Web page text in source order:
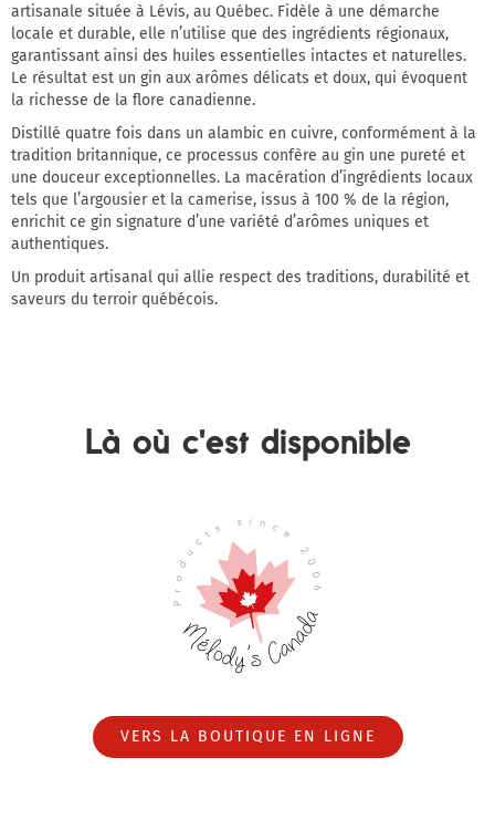
artisanale située à Lévis, au Québec. Fidèle à une démarche
locale et durable, elle n’utilise que des ingrédients régionaux,
garantissant ainsi des huiles essentielles intactes et naturelles.
Le résultat est un gin aux arômes délicats et doux, qui évoquent
la richesse de la flore canadienne.
Distillé quatre fois dans un alambic en cuivre, conformément à la
tradition britannique, ce processus confère au gin une pureté et
une douceur exceptionnelles. La macération d’ingrédients locaux
tels que l’argousier et la camerise, issus à 100 % de la région,
enrichit ce gin signature d’une variété d’arômes uniques et
authentiques.
Un produit artisanal qui allie respect des traditions, durabilité et
saveurs du terroir québécois.
Là où c'est disponible
VERS LA BOUTIQUE EN LIGNE